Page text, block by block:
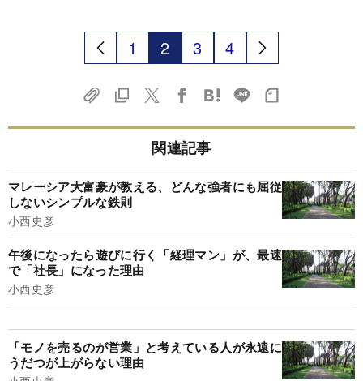
1 2 3 4
関連記事
マレーシア大富豪が教える、どんな強者にも屈従
しないシンプルな鉄則
小西史彦
午後になったら遊びに行く「経理マン」が、最速
で「社長」になった理由
小西史彦
「モノを売るのが営業」と考えている人が永遠に
うだつが上がらない理由